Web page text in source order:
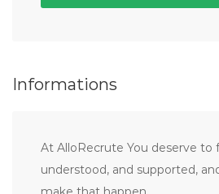
Informations
At AlloRecrute You deserve to
understood, and supported,